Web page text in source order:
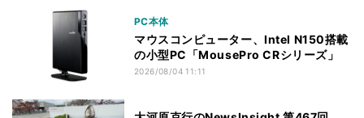
PC本体
マウスコンピューター、Intel N150搭載
の小型PC「MousePro CRシリーズ」
2026/08/04 11:11